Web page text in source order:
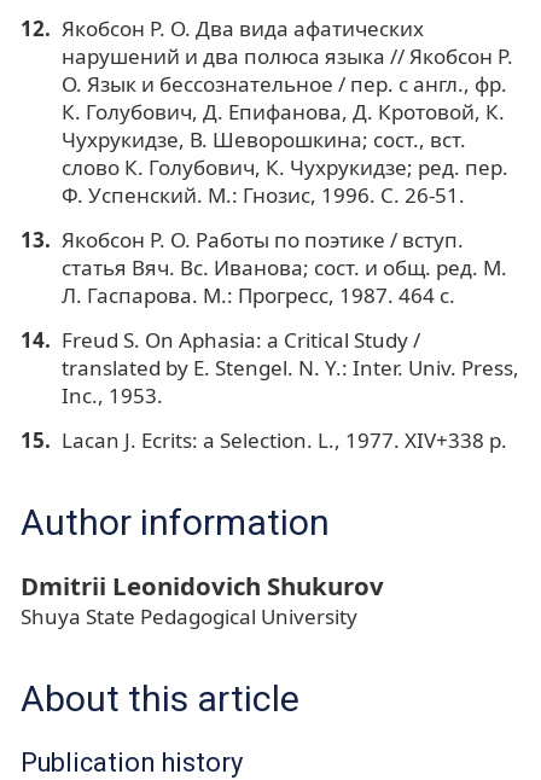
Якобсон Р. О. Два вида афатических
нарушений и два полюса языка // Якобсон Р.
О. Язык и бессознательное / пер. с англ., фр.
К. Голубович, Д. Епифанова, Д. Кротовой, К.
Чухрукидзе, В. Шеворошкина; сост., вст.
слово К. Голубович, К. Чухрукидзе; ред. пер.
Ф. Успенский. М.: Гнозис, 1996. С. 26-51.
Якобсон Р. О. Работы по поэтике / вступ.
статья Вяч. Вс. Иванова; сост. и общ. ред. М.
Л. Гаспарова. М.: Прогресс, 1987. 464 с.
Freud S. On Aphasia: а Critical Study /
translated by E. Stengel. N. Y.: Inter. Univ. Press,
Inc., 1953.
Lacan J. Ecrits: a Selection. L., 1977. XIV+338 p.
Author information
Dmitrii Leonidovich Shukurov
Shuya State Pedagogical University
About this article
Publication history